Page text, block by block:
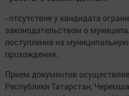
- отсутствие у кандидата
законодательством о
поступления на
прохождения.
Прием документов
Республики Татарстан,